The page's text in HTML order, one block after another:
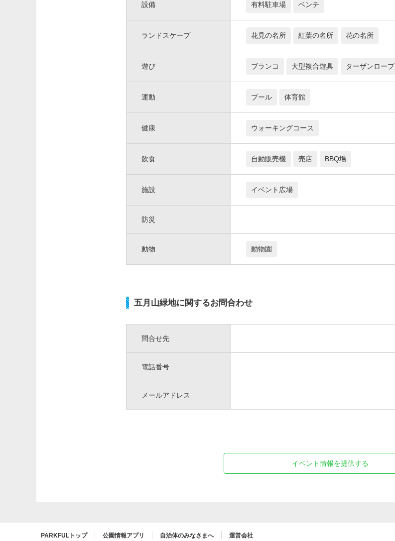
設備 有料駐車場 ベンチ
ランドスケープ 花見の名所 紅葉の名所 花の名所
遊び ブランコ 大型複合遊具 ターザンロープ
運動 プール 体育館
健康 ウォーキングコース
飲食 自動販売機 売店 BBQ場
施設 イベント広場
防災
動物 動物園
五月山緑地に関するお問合わせ
問合せ先
電話番号
メールアドレス
イベント情報を提供する
PARKFULトップ 公園情報アプリ 自治体のみなさまへ 運営会社